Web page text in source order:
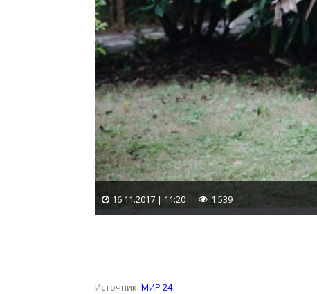
16.11.2017 | 11:20 1 539
Источник: МИР 24